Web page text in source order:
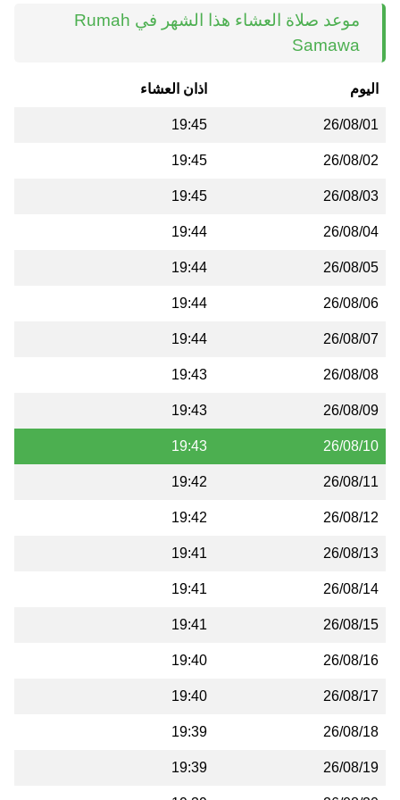
موعد صلاة العشاء هذا الشهر في Rumah
Samawa
اليوم اذان العشاء
26/08/01
19:45
26/08/02
19:45
26/08/03
19:45
26/08/04
19:44
26/08/05
19:44
26/08/06
19:44
26/08/07
19:44
26/08/08
19:43
26/08/09
19:43
26/08/10
19:43
26/08/11
19:42
26/08/12
19:42
26/08/13
19:41
26/08/14
19:41
26/08/15
19:41
26/08/16
19:40
26/08/17
19:40
26/08/18
19:39
26/08/19
19:39